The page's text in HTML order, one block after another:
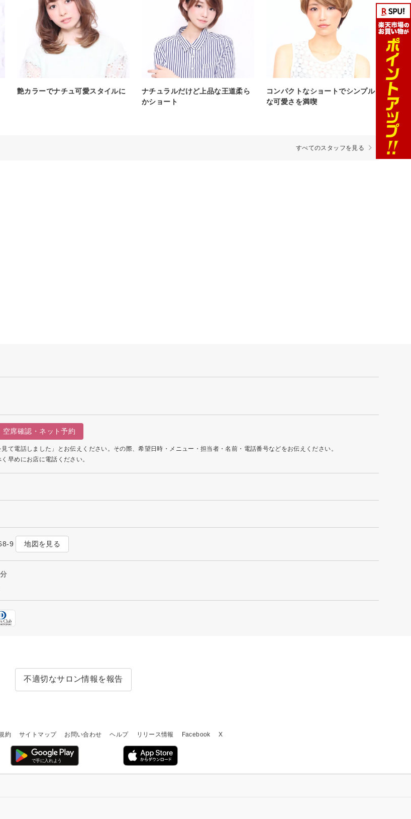
艶カラーでナチュ可愛スタイルに
ナチュラルだけど上品な王道柔ら
かショート
コンパクトなショートでシンプル
な可愛さを満喫
すべてのスタッフを見る
空席確認・ネット予約
て電話しました」とお伝えください。その際、希望日時・メニュー・担当者・名前・電話番号などをお伝えください。
早めにお店に電話ください。
9 地図を見る
不適切なサロン情報を報告
約 サイトマップ お問い合わせ ヘルプ リリース情報 Facebook X